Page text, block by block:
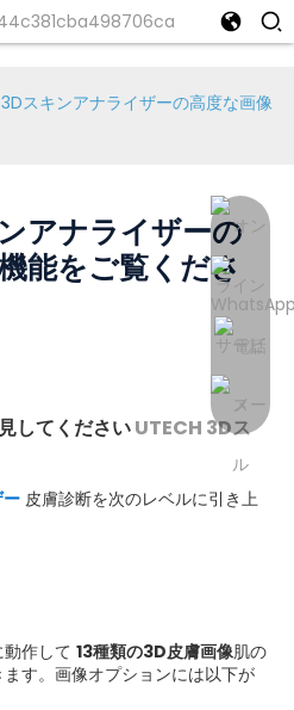
スキンアナライザーの高度な画像
アナライザーの
能をご覧くださ
してくださいUTECH 3Dス
皮膚診断を次のレベルに引き上
作して 13種類の3D皮膚画像肌の
す。画像オプションには以下が